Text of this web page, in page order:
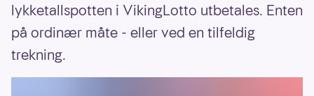
lykketallspotten i VikingLotto utbetales. Enten
på ordinær måte - eller ved en tilfeldig
trekning.